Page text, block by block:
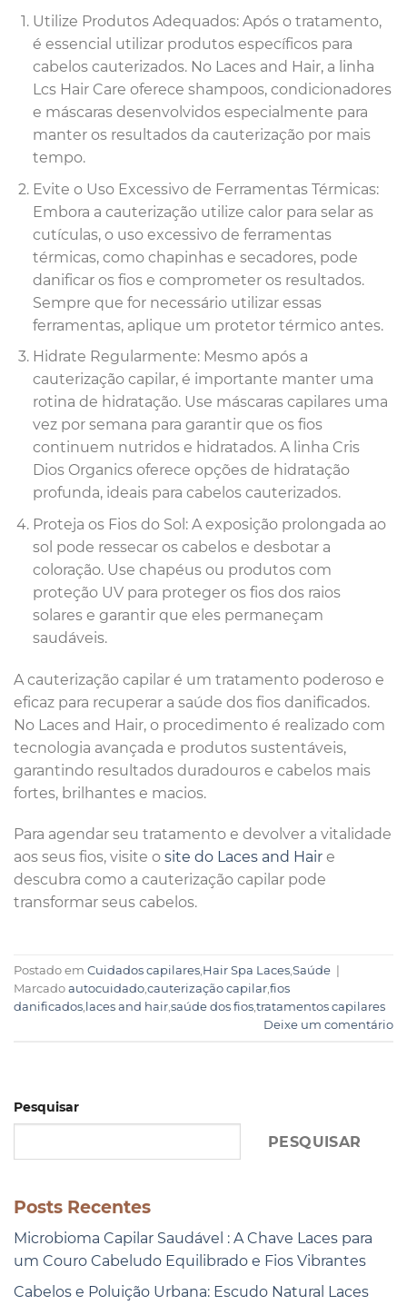
Pesquisar
PESQUISAR
Posts Recentes
Microbioma Capilar Saudável : A Chave Laces para
um Couro Cabeludo Equilibrado e Fios Vibrantes
Cabelos e Poluição Urbana: Escudo Natural Laces
Utilize Produtos Adequados: Após o tratamento,
é essencial utilizar produtos específicos para
cabelos cauterizados. No Laces and Hair, a linha
Lcs Hair Care oferece shampoos, condicionadores
e máscaras desenvolvidos especialmente para
manter os resultados da cauterização por mais
tempo.
Evite o Uso Excessivo de Ferramentas Térmicas:
Embora a cauterização utilize calor para selar as
cutículas, o uso excessivo de ferramentas
térmicas, como chapinhas e secadores, pode
danificar os fios e comprometer os resultados.
Sempre que for necessário utilizar essas
ferramentas, aplique um protetor térmico antes.
Hidrate Regularmente: Mesmo após a
cauterização capilar, é importante manter uma
rotina de hidratação. Use máscaras capilares uma
vez por semana para garantir que os fios
continuem nutridos e hidratados. A linha Cris
Dios Organics oferece opções de hidratação
profunda, ideais para cabelos cauterizados.
Proteja os Fios do Sol: A exposição prolongada ao
sol pode ressecar os cabelos e desbotar a
coloração. Use chapéus ou produtos com
proteção UV para proteger os fios dos raios
solares e garantir que eles permaneçam
saudáveis.
A cauterização capilar é um tratamento poderoso e
eficaz para recuperar a saúde dos fios danificados.
No Laces and Hair, o procedimento é realizado com
tecnologia avançada e produtos sustentáveis,
garantindo resultados duradouros e cabelos mais
fortes, brilhantes e macios.
Para agendar seu tratamento e devolver a vitalidade
aos seus fios, visite o site do Laces and Hair e
descubra como a cauterização capilar pode
transformar seus cabelos.
Postado em Cuidados capilares Hair Spa Laces Saúde |
Marcado autocuidado cauterização capilar fios
danificados laces and hair saúde dos fios tratamentos capilares
Deixe um comentário